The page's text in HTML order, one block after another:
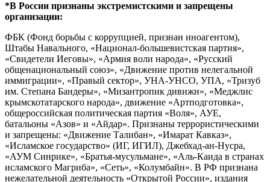
*В России признаны экстремистскими и запрещены
организации:
ФБК (Фонд борьбы с коррупцией, признан иноагентом),
Штабы Навального, «Национал-большевистская партия»,
«Свидетели Иеговы», «Армия воли народа», «Русский
общенациональный союз», «Движение против нелегальной
иммиграции», «Правый сектор», УНА-УНСО, УПА, «Тризуб
им. Степана Бандеры», «Мизантропик дивижн», «Меджлис
крымскотатарского народа», движение «Артподготовка»,
общероссийская политическая партия «Воля», АУЕ,
батальоны «Азов» и «Айдар». Признаны террористическими
и запрещены: «Движение Талибан», «Имарат Кавказ»,
«Исламское государство» (ИГ, ИГИЛ), Джебхад-ан-Нусра,
«АУМ Синрике», «Братья-мусульмане», «Аль-Каида в странах
исламского Магриба», «Сеть», «Колумбайн». В РФ признана
нежелательной деятельность «Открытой России», издания